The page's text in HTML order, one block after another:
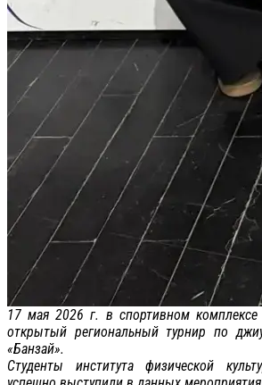
17 мая 2026 г. в спортивном комплексе
открытый региональный турнир по
«Банзай».
Студенты института физической